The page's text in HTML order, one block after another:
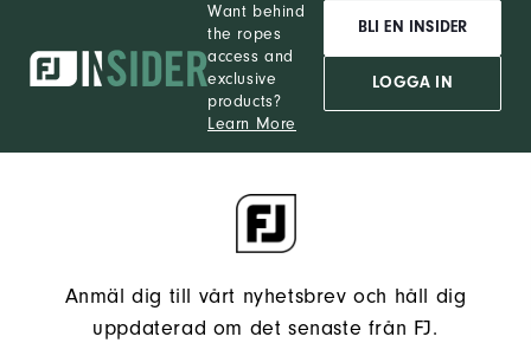
Want behind
the ropes
access and
exclusive
products?
Learn More
BLI EN INSIDER
LOGGA IN
Anmäl dig till vårt nyhetsbrev och håll dig
uppdaterad om det senaste från FJ.